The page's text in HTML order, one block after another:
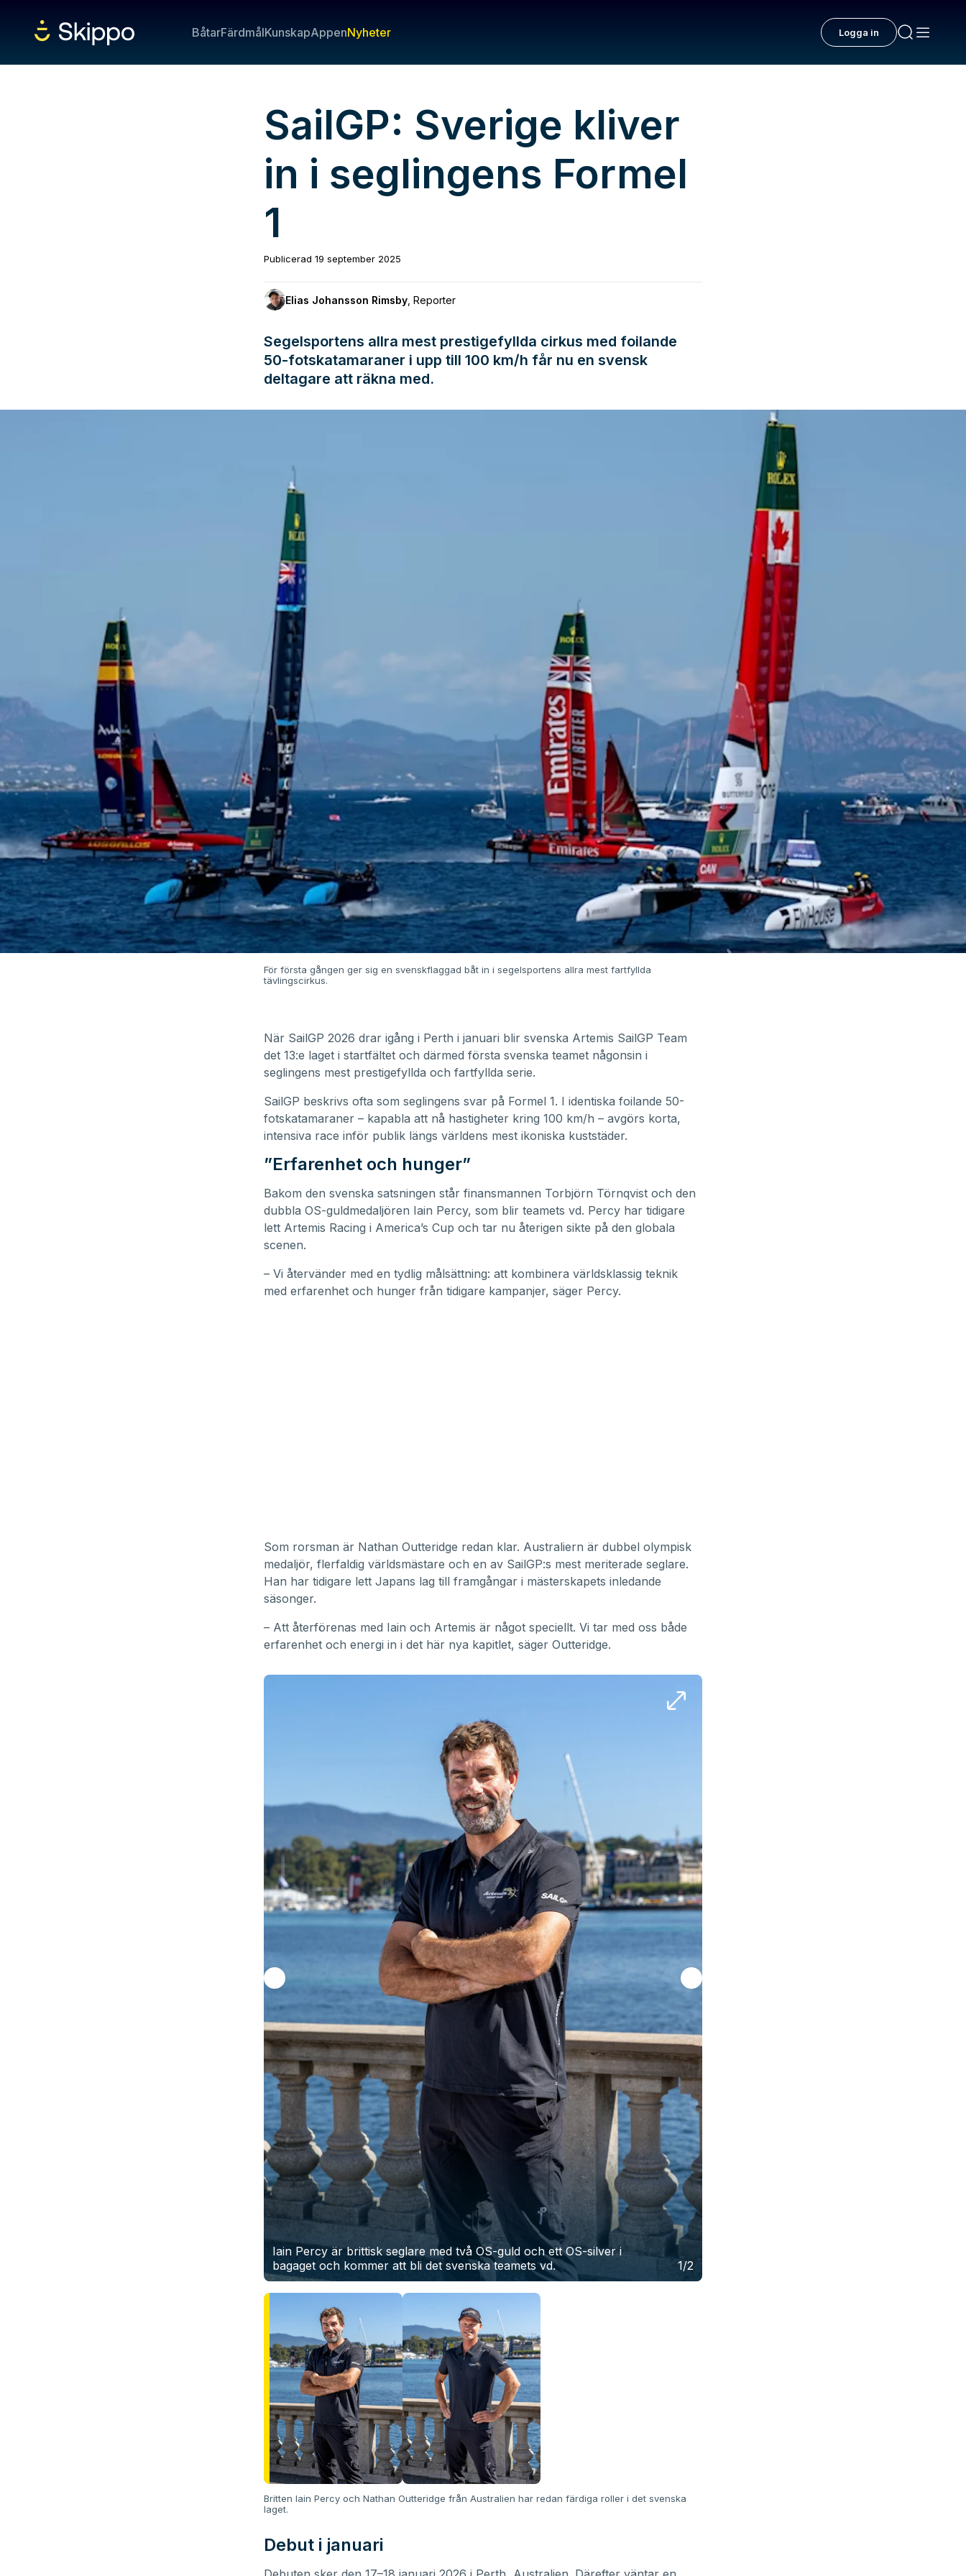
BåtarFärdmålKunskapAppenNyheter Logga in
SailGP: Sverige kliver
in i seglingens Formel
1
Publicerad 19 september 2025
Elias Johansson Rimsby Reporter
Segelsportens allra mest prestigefyllda cirkus med foilande
50-fotskatamaraner i upp till 100 km/h får nu en svensk
deltagare att räkna med.
För första gången ger sig en svenskflaggad båt in i segelsportens allra mest fartfyllda
tävlingscirkus.
När SailGP 2026 drar igång i Perth i januari blir svenska Artemis SailGP Team
det 13:e laget i startfältet och därmed första svenska teamet någonsin i
seglingens mest prestigefyllda och fartfyllda serie.
SailGP beskrivs ofta som seglingens svar på Formel 1. I identiska foilande 50-
fotskatamaraner – kapabla att nå hastigheter kring 100 km/h – avgörs korta,
intensiva race inför publik längs världens mest ikoniska kuststäder.
”Erfarenhet och hunger”
Bakom den svenska satsningen står finansmannen Torbjörn Törnqvist och den
dubbla OS-guldmedaljören Iain Percy, som blir teamets vd. Percy har tidigare
lett Artemis Racing i America’s Cup och tar nu återigen sikte på den globala
scenen.
– Vi återvänder med en tydlig målsättning: att kombinera världsklassig teknik
med erfarenhet och hunger från tidigare kampanjer, säger Percy.
Som rorsman är Nathan Outteridge redan klar. Australiern är dubbel olympisk
medaljör, flerfaldig världsmästare och en av SailGP:s mest meriterade seglare.
Han har tidigare lett Japans lag till framgångar i mästerskapets inledande
säsonger.
– Att återförenas med Iain och Artemis är något speciellt. Vi tar med oss både
erfarenhet och energi in i det här nya kapitlet, säger Outteridge.
Iain Percy är brittisk seglare med två OS-guld och ett OS-silver i
bagaget och kommer att bli det svenska teamets vd.
1/2
Britten Iain Percy och Nathan Outteridge från Australien har redan färdiga roller i det svenska
laget.
Debut i januari